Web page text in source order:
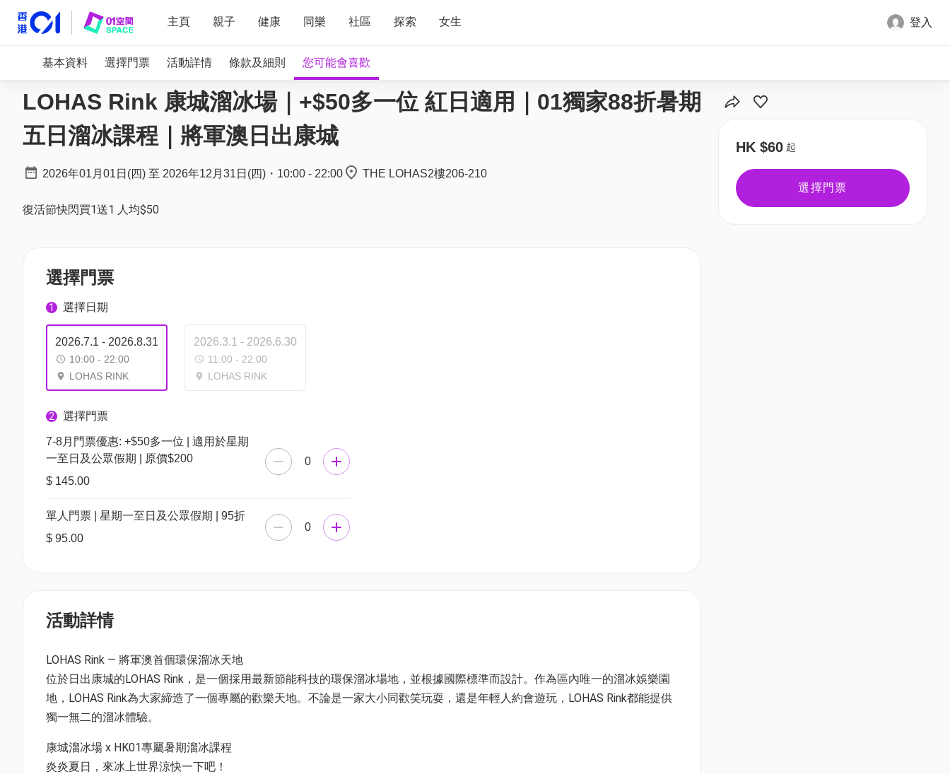
登入
主頁 親子 健康 同樂 社區 探索 女生
基本資料 選擇門票 活動詳情 條款及細則 您可能會喜歡
LOHAS Rink 康城溜冰場｜+$50多一位 紅日適用｜01獨家88折暑期
五日溜冰課程｜將軍澳日出康城
2026年01月01日(四) 至 2026年12月31日(四) ・ 10:00 - 22:00 THE LOHAS2樓206-210
復活節快閃買1送1 人均$50
選擇門票
1 選擇日期
2026.7.1 - 2026.8.31
10:00 - 22:00
LOHAS RINK
2026.3.1 - 2026.6.30
11:00 - 22:00
LOHAS RINK
2 選擇門票
7-8月門票優惠: +$50多一位 | 適用於星期
一至日及公眾假期 | 原價$200
$ 145.00
0
單人門票 | 星期一至日及公眾假期 | 95折
$ 95.00
0
活動詳情
LOHAS Rink — 將軍澳首個環保溜冰天地
位於日出康城的LOHAS Rink，是一個採用最新節能科技的環保溜冰場地，並根據國際標準而設計。作為區內唯一的溜冰娛樂園
地，LOHAS Rink為大家締造了一個專屬的歡樂天地。不論是一家大小同歡笑玩耍，還是年輕人約會遊玩，LOHAS Rink都能提供
獨一無二的溜冰體驗。
康城溜冰場 x HK01專屬暑期溜冰課程
炎炎夏日，來冰上世界涼快一下吧！
HK $60 起
選擇門票